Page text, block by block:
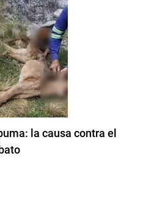
la causa contra el